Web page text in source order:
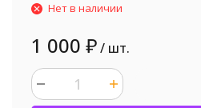
Нет в наличии
1 000 ₽/ шт.